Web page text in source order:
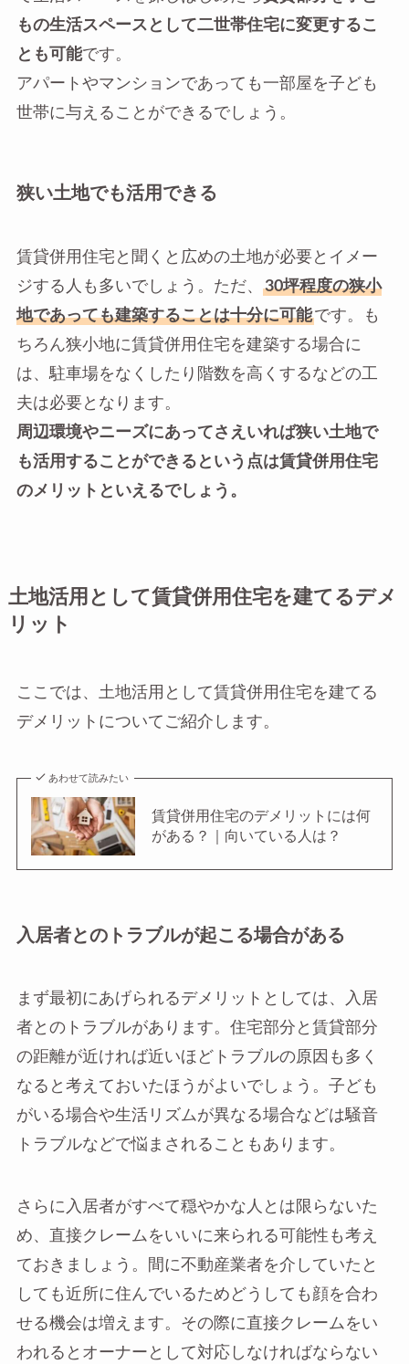
もの生活スペースとして二世帯住宅に変更するこ
とも可能です。
アパートやマンションであっても一部屋を子ども
世帯に与えることができるでしょう。
狭い土地でも活用できる
賃貸併用住宅と聞くと広めの土地が必要とイメー
ジする人も多いでしょう。ただ、
30坪程度の狭小
地であっても建築することは十分に可能です。も
ちろん狭小地に賃貸併用住宅を建築する場合に
は、駐車場をなくしたり階数を高くするなどの工
夫は必要となります。
周辺環境やニーズにあってさえいれば狭い土地で
も活用することができるという点は賃貸併用住宅
のメリットといえるでしょう。
土地活用として賃貸併用住宅を建てるデメ
リット
ここでは、土地活用として賃貸併用住宅を建てる
デメリットについてご紹介します。
あわせて読みたい
賃貸併用住宅のデメリットには何
がある？｜向いている人は？
入居者とのトラブルが起こる場合がある
まず最初にあげられるデメリットとしては、入居
者とのトラブルがあります。住宅部分と賃貸部分
の距離が近ければ近いほどトラブルの原因も多く
なると考えておいたほうがよいでしょう。子ども
がいる場合や生活リズムが異なる場合などは騒音
トラブルなどで悩まされることもあります。
さらに入居者がすべて穏やかな人とは限らないた
め、直接クレームをいいに来られる可能性も考え
ておきましょう。間に不動産業者を介していたと
しても近所に住んでいるためどうしても顔を合わ
せる機会は増えます。その際に直接クレームをい
われるとオーナーとして対応しなければならない